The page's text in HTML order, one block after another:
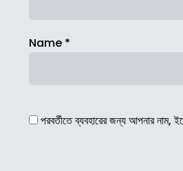
Name *
পরবর্তীতে ব্যবহারের জন্য আপনার নাম,